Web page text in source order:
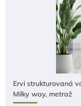
Ervi strukturovaná
Milky way, metraž